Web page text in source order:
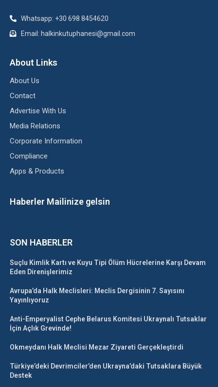
Whatsapp: +30 698 8454620
Email: halkinkutuphanesi@gmail.com
About Links
About Us
Contact
Advertise With Us
Media Relations
Corporate Information
Compliance
Apps & Products
Haberler Mailinize gelsin
SON HABERLER
Suçlu Kimlik Kartı ve Kuyu Tipi Ölüm Hücrelerine Karşı Devam
Eden Direnişlerimiz
Avrupa’da Halk Meclisleri: Meclis Dergisinin 7. Sayısını
Yayınlıyoruz
Anti-Emperyalist Cephe Belarus Komitesi Ukraynalı Tutsaklar
İçin Açlık Grevinde!
Okmeydanı Halk Meclisi Mezar Ziyareti Gerçekleştirdi
Türkiye’deki Devrimciler’den Ukrayna’daki Tutsaklara Büyük
Destek